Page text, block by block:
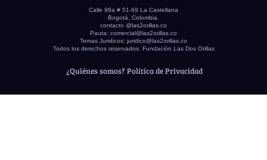
Calle 98a # 51-69 La Castellana
Bogotá, Colombia.
contacto @las2orillas.co
Pauta: comercial@las2orillas.co
Temas Juridicos: juridico@las2orillas.co
Todos los derechos reservados. Fundación Las Dos Orillas
¿Quiénes somos? Política de Privacidad